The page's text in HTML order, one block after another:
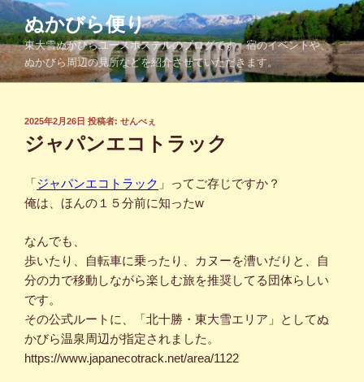
コ
ン
テ
ン
ツ
ぬかびら便り
東大雪ぬかびらユースホステルのブログです。宿のイベントや、
ぬかびら周辺の見所などを紹介させていただきます。
投
稿
日:
2025年2月26日 投稿者: せんべぇ
ジャパンエコトラック
「ジャパンエコトラック 」ってご存じですか？
俺は、ほんの１５分前に知ったw
なんでも、
歩いたり、自転車に乗ったり、カヌーを漕いだりと、自
分の力で移動しながら楽しむ旅を推奨してる団体らしい
です。
その公式ルートに、「北十勝・東大雪エリア」としてぬ
かびら温泉周辺が指定されました。
https://www.japanecotrack.net/area/1122